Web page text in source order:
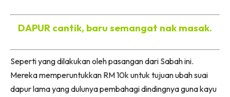
Hotel
Kafe
High Rise
Landed
Video
DAPUR cantik, baru semangat nak masak.
Seperti yang dilakukan oleh pasangan dari Sabah ini.
Mereka memperuntukkan RM 10k untuk tujuan ubah suai
dapur lama yang dulunya pembahagi dindingnya guna kayu